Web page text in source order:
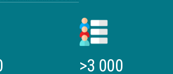
>3 000